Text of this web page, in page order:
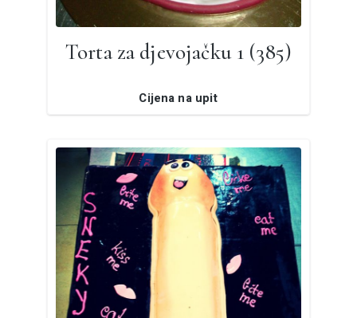
Torta za djevojačku 1 (385)
Cijena na upit